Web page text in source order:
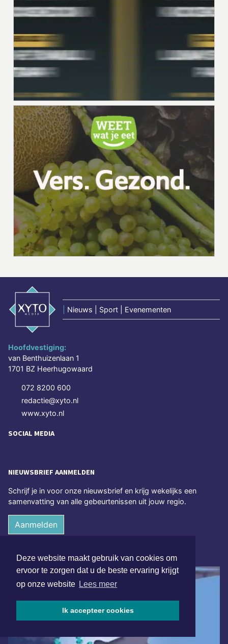
Deze website maakt gebruik van cookies om
ervoor te zorgen dat u de beste ervaring krijgt
op onze website Lees meer
Ik accepteer cookies
Nieuws | Sport | Evenementen
Hoofdvestiging:
van Benthuizenlaan 1
1701 BZ Heerhugowaard
072 8200 600
redactie@xyto.nl
www.xyto.nl
SOCIAL MEDIA
NIEUWSBRIEF AANMELDEN
Schrijf je in voor onze nieuwsbrief en krijg wekelijks een
samenvatting van alle gebeurtenissen uit jouw regio.
Aanmelden
ONLINE DAGBLADEN